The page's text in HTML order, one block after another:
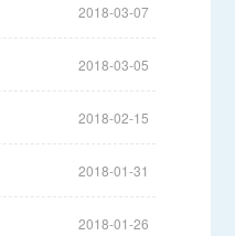
2018-03-07
2018-03-05
2018-02-15
2018-01-31
2018-01-26